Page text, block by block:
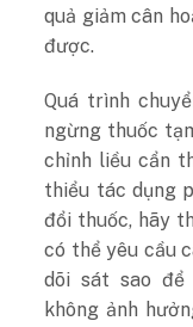
quả giảm cân
được.
Quá trình
ngừng thuốc
chỉnh liều cẩn
thiểu tác dụng
đổi thuốc, hãy
có thể yêu cầu
dõi sát sao để
không ảnh